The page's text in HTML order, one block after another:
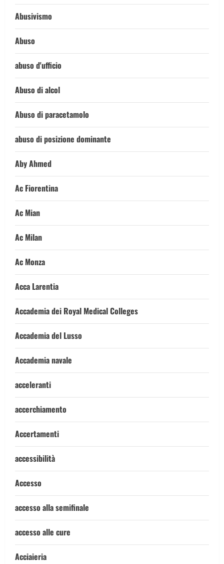
Abusivismo
Abuso
abuso d'ufficio
Abuso di alcol
Abuso di paracetamolo
abuso di posizione dominante
Aby Ahmed
Ac Fiorentina
Ac Mian
Ac Milan
Ac Monza
Acca Larentia
Accademia dei Royal Medical Colleges
Accademia del Lusso
Accademia navale
acceleranti
accerchiamento
Accertamenti
accessibilità
Accesso
accesso alla semifinale
accesso alle cure
Acciaieria